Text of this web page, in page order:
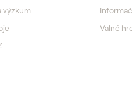
výzkum
Valné